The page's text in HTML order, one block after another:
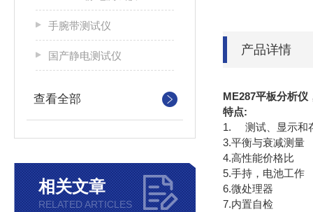
手腕带测试仪
国产静电测试仪
查看全部
相关文章
RELATED ARTICLES
产品详情
ME287平板分析
特点:
1. 测试、显示和
3.平衡与衰减测量
4.高性能价格比
5.手持，电池工作
6.微处理器
7.内置自检